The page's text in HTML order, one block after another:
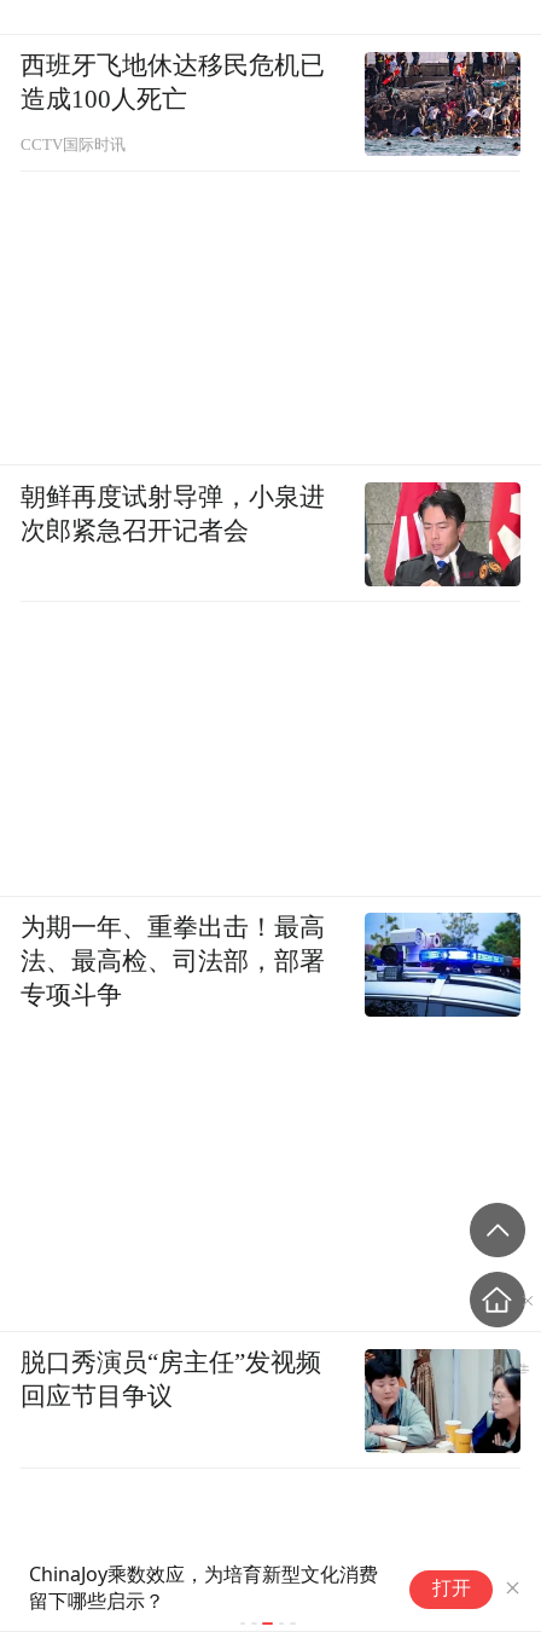
专家建议优化或取消调休：能更
好促进大家消费
打开
西班牙飞地休达移民危机已
造成100人死亡
CCTV国际时讯
朝鲜再度试射导弹，小泉进
次郎紧急召开记者会
为期一年、重拳出击！最高
法、最高检、司法部，部署
专项斗争
脱口秀演员“房主任”发视频
回应节目争议